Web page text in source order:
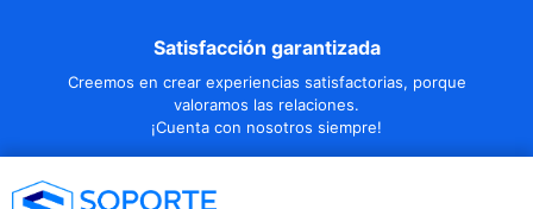
Satisfacción garantizada
Creemos en crear experiencias satisfactorias, porque
valoramos las relaciones.
¡Cuenta con nosotros siempre!